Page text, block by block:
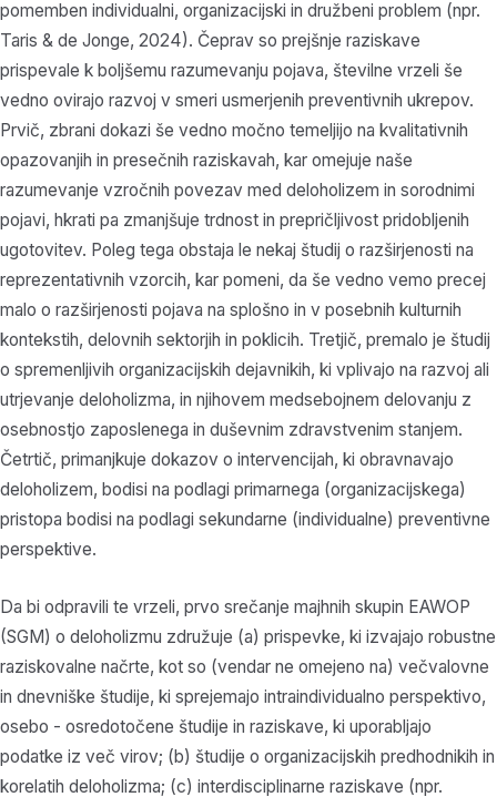
pomemben individualni, organizacijski in družbeni problem (npr.
Taris & de Jonge, 2024). Čeprav so prejšnje raziskave
prispevale k boljšemu razumevanju pojava, številne vrzeli še
vedno ovirajo razvoj v smeri usmerjenih preventivnih ukrepov.
Prvič, zbrani dokazi še vedno močno temeljijo na kvalitativnih
opazovanjih in presečnih raziskavah, kar omejuje naše
razumevanje vzročnih povezav med deloholizem in sorodnimi
pojavi, hkrati pa zmanjšuje trdnost in prepričljivost pridobljenih
ugotovitev. Poleg tega obstaja le nekaj študij o razširjenosti na
reprezentativnih vzorcih, kar pomeni, da še vedno vemo precej
malo o razširjenosti pojava na splošno in v posebnih kulturnih
kontekstih, delovnih sektorjih in poklicih. Tretjič, premalo je študij
o spremenljivih organizacijskih dejavnikih, ki vplivajo na razvoj ali
utrjevanje deloholizma, in njihovem medsebojnem delovanju z
osebnostjo zaposlenega in duševnim zdravstvenim stanjem.
Četrtič, primanjkuje dokazov o intervencijah, ki obravnavajo
deloholizem, bodisi na podlagi primarnega (organizacijskega)
pristopa bodisi na podlagi sekundarne (individualne) preventivne
perspektive.
Da bi odpravili te vrzeli, prvo srečanje majhnih skupin EAWOP
(SGM) o deloholizmu združuje (a) prispevke, ki izvajajo robustne
raziskovalne načrte, kot so (vendar ne omejeno na) večvalovne
in dnevniške študije, ki sprejemajo intraindividualno perspektivo,
osebo - osredotočene študije in raziskave, ki uporabljajo
podatke iz več virov; (b) študije o organizacijskih predhodnikih in
korelatih deloholizma; (c) interdisciplinarne raziskave (npr.